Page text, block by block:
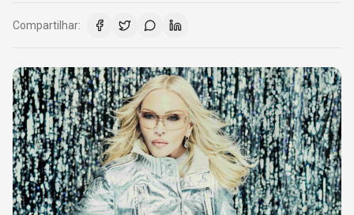
Compartilhar: